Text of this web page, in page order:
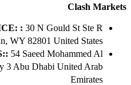
Clash Markets
: 30 N Gould St Ste R
WY 82801 ​United States
54 Saeed Mohammed Al
3 Abu Dhabi​ United Arab
Emirates